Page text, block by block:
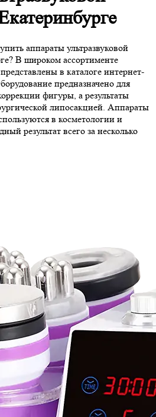
аппараты ультразвуковой
В широком ассортименте
в каталоге интернет-
предназначено для
фигуры, а результаты
липосакцией. Аппараты
в косметологии и
результат всего за несколько